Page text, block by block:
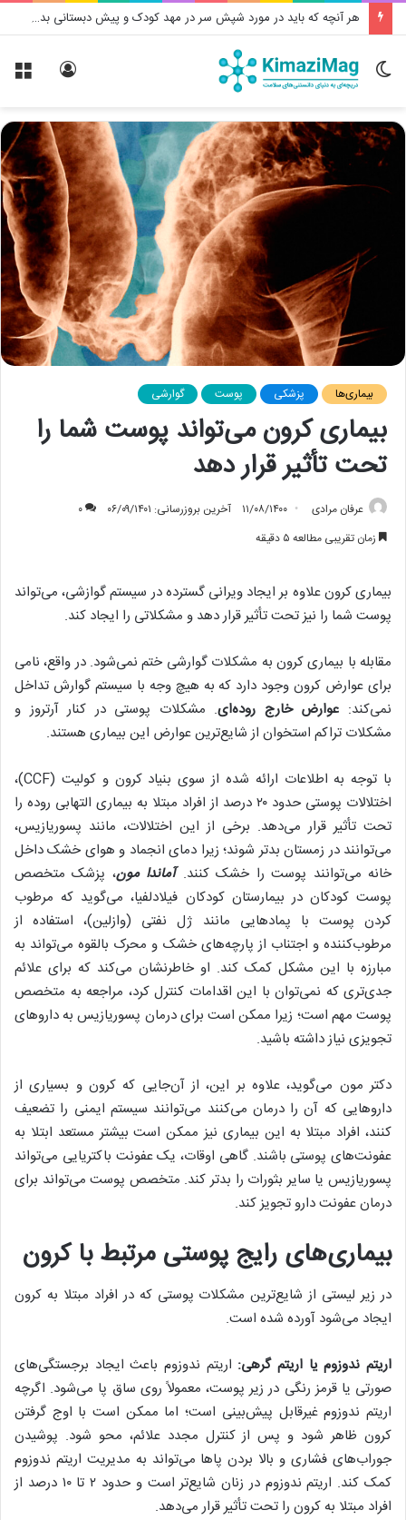
هر آنچه که باید در مورد شپش سر در مهد کودک و پیش دبستانی بدانید
تغییر
بیماری‌ها پزشکی پوست گوارشی
بیماری کرون می‌تواند پوست شما را
تحت تأثیر قرار دهد
عرفان مرادی ۱۱/۰۸/۱۴۰۰ آخرین بروزرسانی: ۰۶/۰۹/۱۴۰۱
۰
زمان تقریبی مطالعه ۵ دقیقه
بیماری کرون علاوه بر ایجاد ویرانی گسترده در سیستم گوازشی، می‌تواند
پوست شما را نیز تحت تأثیر قرار دهد و مشکلاتی را ایجاد کند.
مقابله با بیماری کرون به مشکلات گوارشی ختم نمی‌شود. در واقع، نامی
برای عوارض کرون وجود دارد که به هیچ وجه با سیستم گوارش تداخل
نمی‌کند: عوارض خارج روده‌ای. مشکلات پوستی در کنار آرتروز و
مشکلات تراکم استخوان از شایع‌ترین عوارض این بیماری هستند.
با توجه به اطلاعات ارائه شده از سوی بنیاد کرون و کولیت (CCF)،
اختلالات پوستی حدود ۲۰ درصد از افراد مبتلا به بیماری التهابی روده را
تحت تأثیر قرار می‌دهد. برخی از این اختلالات، مانند پسوریازیس،
می‌توانند در زمستان بدتر شوند؛ زیرا دمای انجماد و هوای خشک داخل
خانه می‌توانند پوست را خشک کنند.آماندا مون، پزشک متخصص
پوست کودکان در بیمارستان کودکان فیلادلفیا، می‌گوید که مرطوب
کردن پوست با پماد‌هایی مانند ژل نفتی (وازلین)، استفاده از
مرطوب‌کننده و اجتناب از پارچه‌های خشک و محرک بالقوه می‌تواند به
مبارزه با این مشکل کمک کند. او خاطرنشان می‌کند که برای علائم
جدی‌تری که نمی‌توان با این اقدامات کنترل کرد، مراجعه به متخصص
پوست مهم است؛ زیرا ممکن است برای درمان پسوریازیس به دارو‌های
تجویزی نیاز داشته باشید.
دکتر مون می‌گوید، علاوه بر این، از آن‌جایی که کرون و بسیاری از
دارو‌هایی که آن را درمان می‌کنند می‌توانند سیستم ایمنی را تضعیف
کنند، افراد مبتلا به این بیماری نیز ممکن است بیشتر مستعد ابتلا به
عفونت‌های پوستی باشند. گاهی اوقات، یک عفونت باکتریایی می‌تواند
پسوریازیس یا سایر بثورات را بدتر کند. متخصص پوست می‌تواند برای
درمان عفونت دارو تجویز کند.
بیماری‌های رایج پوستی مرتبط با کرون
در زیر لیستی از شایع‌ترین مشکلات پوستی که در افراد مبتلا به کرون
ایجاد می‌شود آورده شده است.
اریتم ندوزوم یا اریتم گرهی: اریتم ندوزوم باعث ایجاد برجستگی‌های
صورتی یا قرمز رنگی در زیر پوست، معمولاً روی ساق پا می‌شود. اگرچه
اریتم ندوزوم غیرقابل پیش‌بینی است؛ اما ممکن است با اوج گرفتن
کرون ظاهر شود و پس از کنترل مجدد علائم، محو شود. پوشیدن
جوراب‌های فشاری و بالا بردن پا‌ها می‌تواند به مدیریت اریتم ندوزوم
کمک کند. اریتم ندوزوم در زنان شایع‌تر است و حدود ۲ تا ۱۰ درصد از
افراد مبتلا به کرون را تحت تأثیر قرار می‌دهد.